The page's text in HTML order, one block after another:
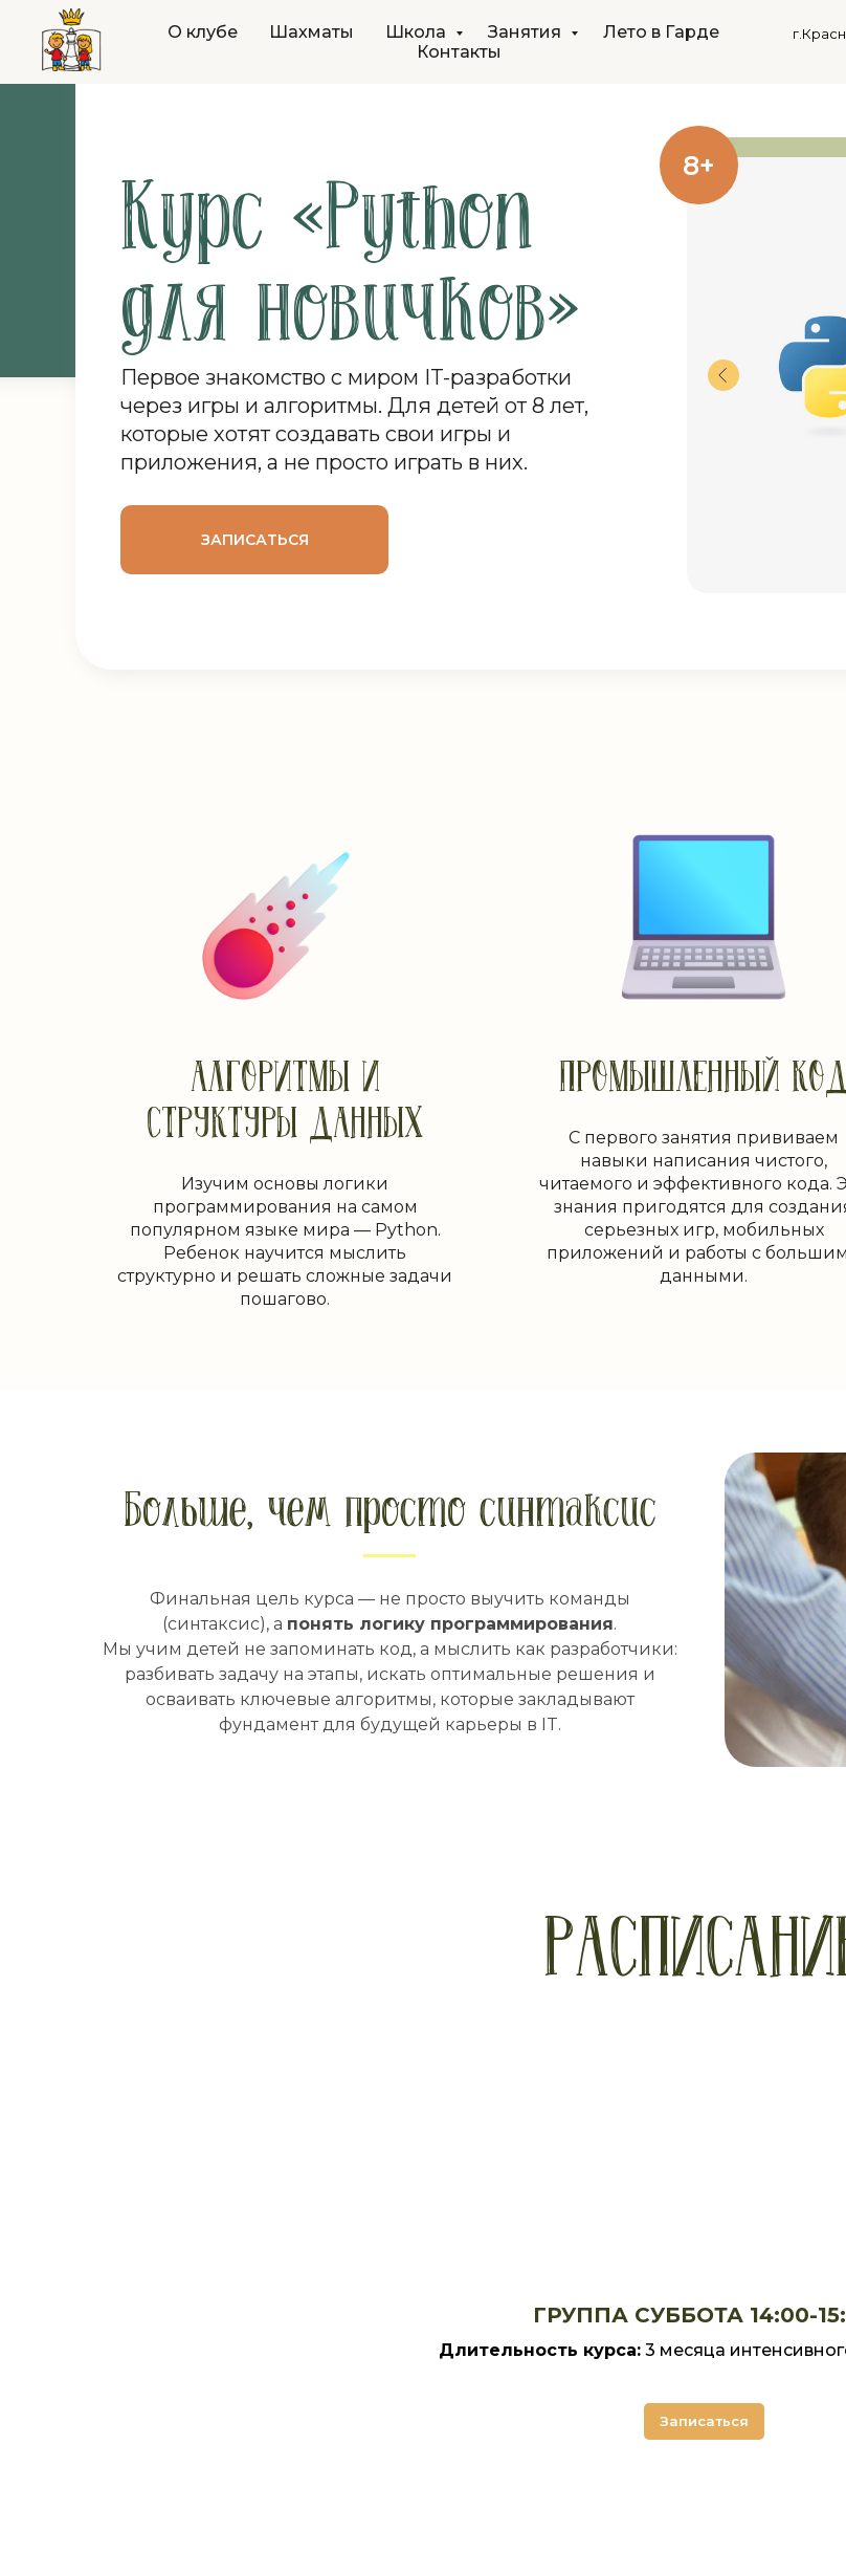
О клубе Шахматы Школа Занятия
Лето в Гарде
Контакты
Курс «Python
для новичков»
Первое знакомство с миром IT-разработки
через игры и алгоритмы. Для детей от 8 лет,
которые хотят создавать свои игры и
приложения, а не просто играть в них.
ЗАПИСАТЬСЯ
8+
АЛГОРИТМЫ И
СТРУКТУРЫ ДАННЫХ
Изучим основы логики
программирования на самом
популярном языке мира — Python.
Ребенок научится мыслить
структурно и решать сложные задачи
пошагово.
ПРОМЫШЛЕННЫЙ КОД
С первого занятия прививаем
навыки написания чистого,
читаемого и эффективного кода.
знания пригодятся для
серьезных игр, мобильных
приложений и работы с
данными.
Больше, чем просто синтаксис
Финальная цель курса — не просто выучить команды
(синтаксис), а понять логику программирования.
Мы учим детей не запоминать код, а мыслить как разработчики:
разбивать задачу на этапы, искать оптимальные решения и
осваивать ключевые алгоритмы, которые закладывают
фундамент для будущей карьеры в IT.
ГРУППА СУББОТА 14:00-
Длительность курса: 3 месяца
Записаться